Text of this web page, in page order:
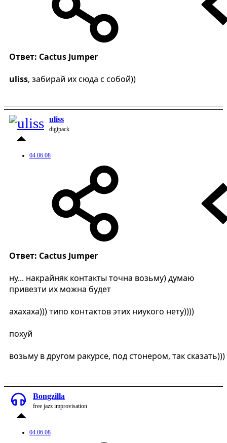
Ответ: Cactus Jumper
uliss, забирай их сюда с собой))
uliss
digipack
04.06.08
Ответ: Cactus Jumper
ну... накрайняк контакты точна возьму) думаю
привезти их можна будет
ахахаха))) типо контактов этих ниукого нету))))
похуй
возьму в другом ракурсе, под стонером, так сказать)))
Bongzilla
free jazz improvisation
04.06.08